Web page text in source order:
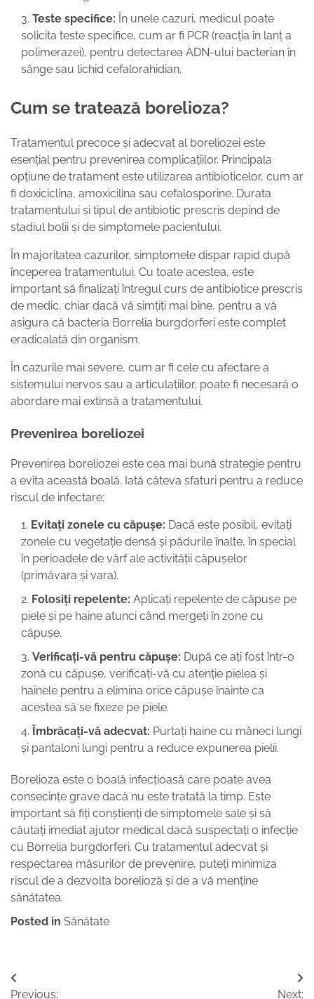
Teste specifice: În unele cazuri, medicul poate
solicita teste specifice, cum ar fi PCR (reacția în lanț a
polimerazei), pentru detectarea ADN-ului bacterian în
sânge sau lichid cefalorahidian.
Cum se tratează borelioza?
Tratamentul precoce și adecvat al boreliozei este
esențial pentru prevenirea complicațiilor. Principala
opțiune de tratament este utilizarea antibioticelor, cum ar
fi doxiciclina, amoxicilina sau cefalosporine. Durata
tratamentului și tipul de antibiotic prescris depind de
stadiul bolii și de simptomele pacientului.
În majoritatea cazurilor, simptomele dispar rapid după
începerea tratamentului. Cu toate acestea, este
important să finalizați întregul curs de antibiotice prescris
de medic, chiar dacă vă simțiți mai bine, pentru a vă
asigura că bacteria Borrelia burgdorferi este complet
eradicalată din organism.
În cazurile mai severe, cum ar fi cele cu afectare a
sistemului nervos sau a articulațiilor, poate fi necesară o
abordare mai extinsă a tratamentului.
Prevenirea boreliozei
Prevenirea boreliozei este cea mai bună strategie pentru
a evita această boală. Iată câteva sfaturi pentru a reduce
riscul de infectare:
Evitați zonele cu căpușe: Dacă este posibil, evitați
zonele cu vegetație densă și pădurile înalte, în special
în perioadele de vârf ale activității căpușelor
(primăvara și vara).
Folosiți repelente: Aplicați repelente de căpușe pe
piele și pe haine atunci când mergeți în zone cu
căpușe.
Verificați-vă pentru căpușe: După ce ați fost într-o
zonă cu căpușe, verificați-vă cu atenție pielea și
hainele pentru a elimina orice căpușe înainte ca
acestea să se fixeze pe piele.
Îmbrăcați-vă adecvat: Purtați haine cu mâneci lungi
și pantaloni lungi pentru a reduce expunerea pielii.
Borelioza este o boală infecțioasă care poate avea
consecințe grave dacă nu este tratată la timp. Este
important să fiți conștienți de simptomele sale și să
căutați imediat ajutor medical dacă suspectați o infecție
cu Borrelia burgdorferi. Cu tratamentul adecvat și
respectarea măsurilor de prevenire, puteți minimiza
riscul de a dezvolta borelioză și de a vă menține
sănătatea.
Posted in Sănătate
Navigare
Previous: Next: